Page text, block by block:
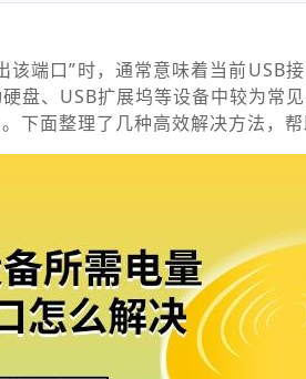
该端口”时，通常意味着当前USB
盘、USB扩展坞等设备中较为常
下面整理了几种高效解决方法，帮